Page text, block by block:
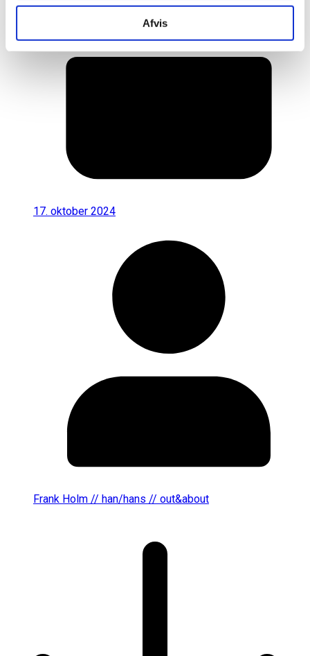
Afvis
17. oktober 2024
Frank Holm // han/hans // out&about